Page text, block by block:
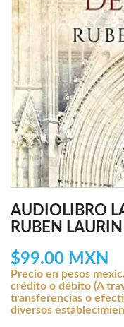
AUDIOLIBRO
RUBEN LAURIN
$99.00 MXN
Precio en pesos
crédito o débito (A
transferencias o
diversos